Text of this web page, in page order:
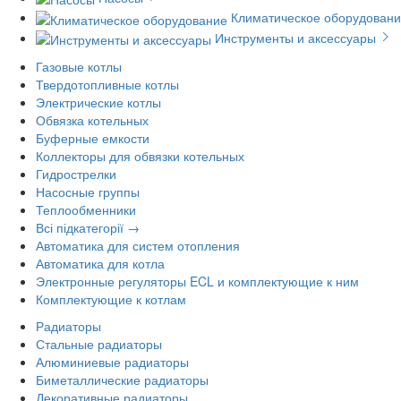
Климатическое
Инструменты и аксессуары
Газовые котлы
Твердотопливные котлы
Электрические котлы
Обвязка котельных
Буферные емкости
Коллекторы для обвязки котельных
Гидрострелки
Насосные группы
Теплообменники
Всі підкатегорії →
Автоматика для систем отопления
Автоматика для котла
Электронные регуляторы ECL и комплектующие к ним
Комплектующие к котлам
Радиаторы
Стальные радиаторы
Алюминиевые радиаторы
Биметаллические радиаторы
Декоративные радиаторы